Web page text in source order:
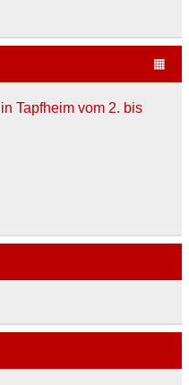
Tapfheim vom 2. bis